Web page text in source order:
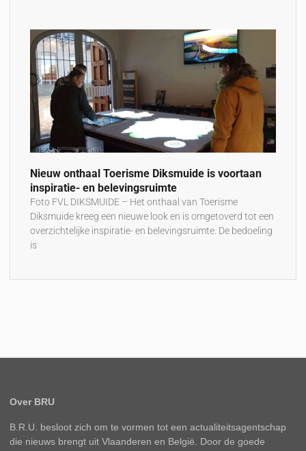
Nieuw onthaal Toerisme Diksmuide is voortaan
inspiratie- en belevingsruimte
Foto FVL DIKSMUIDE – Het onthaal van Toerisme
Diksmuide kreeg een nieuwe look en is omgetoverd tot een
overzichtelijke inspiratie- en belevingsruimte. De bedoeling
is
Over BRU
B.R.U. besloot zich om te vormen tot een actualiteitsagentschap
die nieuws brengt uit Vlaanderen en België. Door de goede